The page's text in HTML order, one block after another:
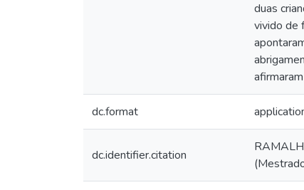
duas
vivido de
dc.format
dc.identifier.citation